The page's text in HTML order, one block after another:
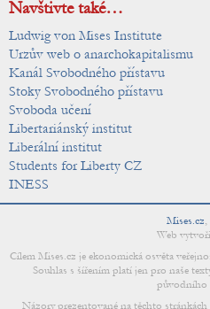
Navštivte také…
Ludwig von Mises Institute
Urzův web o anarchokapitalismu
Kanál Svobodného přístavu
Stoky Svobodného přístavu
Svoboda učení
Libertariánský institut
Liberální institut
Students for Liberty CZ
INESS
Mises.cz,
Web
Cílem Mises.cz je ekonomická osvěta
Souhlas s šířením platí jen pro naše
původního
Názory prezentované na těchto